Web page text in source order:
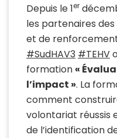
Depuis le 1er
les partenaires
et de
#SudHAV3 #TEHV
formation «
l’impact ». La
comment
volontariat réussis
de l’identification